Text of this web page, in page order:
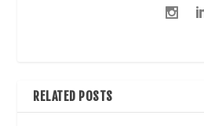
RELATED POSTS